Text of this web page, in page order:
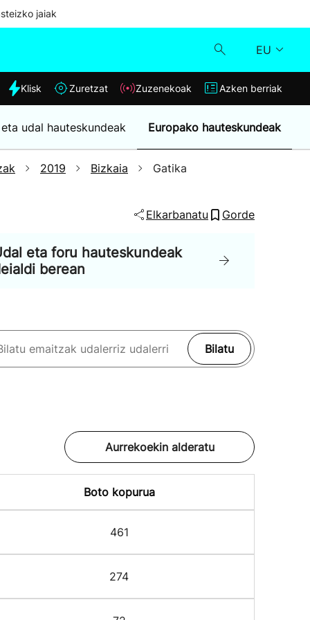
jaiak
EU
Klisk
Zuzenekoak
Azken berriak
Klisk Zuretzat Zuzenekoak Azken berriak
udal hauteskundeak Europako hauteskundeak
2019 Bizkaia Gatika
Elkarbanatu Gorde
eta foru hauteskundeak
berean
Bilatu
Aurrekoekin alderatu
Boto kopurua
461
274